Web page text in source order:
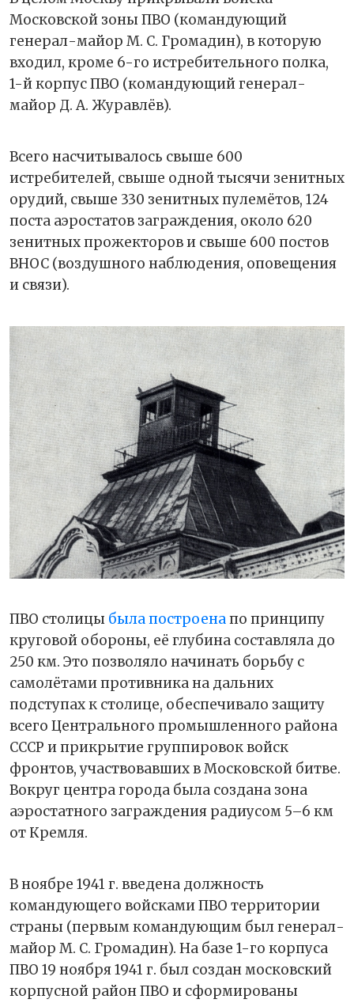
Московской зоны ПВО (командующий
генерал-майор М. С. Громадин), в которую
входил, кроме 6-го истребительного полка,
1-й корпус ПВО (командующий генерал-
майор Д. А. Журавлёв).
Всего насчитывалось свыше 600
истребителей, свыше одной тысячи зенитных
орудий, свыше 330 зенитных пулемётов, 124
поста аэростатов заграждения, около 620
зенитных прожекторов и свыше 600 постов
ВНОС (воздушного наблюдения, оповещения
и связи).
ПВО столицы была построенапо принципу
круговой обороны, её глубина составляла до
250 км. Это позволяло начинать борьбу с
самолётами противника на дальних
подступах к столице, обеспечивало защиту
всего Центрального промышленного района
СССР и прикрытие группировок войск
фронтов, участвовавших в Московской битве.
Вокруг центра города была создана зона
аэростатного заграждения радиусом 5–6 км
от Кремля.
В ноябре 1941 г. введена должность
командующего войсками ПВО территории
страны (первым командующим был генерал-
майор М. С. Громадин). На базе 1-го корпуса
ПВО 19 ноября 1941 г. был создан московский
корпусной район ПВО и сформированы